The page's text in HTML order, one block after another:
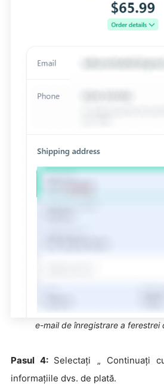
e-mail de înregistrare a ferestrei
Pasul 4: Selectați „ Continuați
informațiile dvs. de plată.